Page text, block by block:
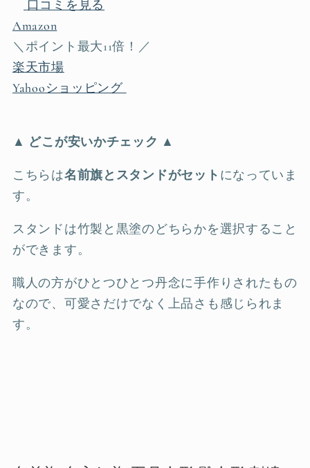
口コミを見る
Amazon
＼ポイント最大11倍！／
楽天市場
Yahooショッピング
▲ どこが安いかチェック ▲
こちらは名前旗とスタンドがセット になっていま
す。
スタンドは竹製と黒塗のどちらかを選択すること
ができます。
職人の方がひとつひとつ丹念に手作りされたもの
なので、可愛さだけでなく上品さも感じられま
す。